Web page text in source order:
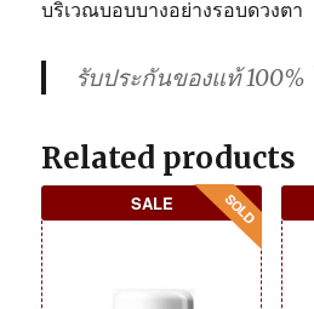
บริเวณบอบบางอย่างรอบดวงตา
รับประกันของแท้
Related products
SALE